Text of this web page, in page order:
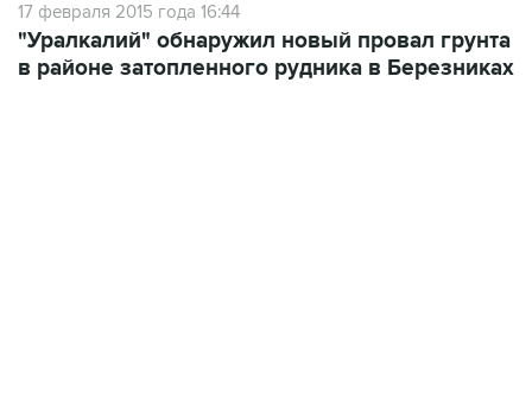
17 февраля 2015 года 16:44
"Уралкалий" обнаружил новый провал грунта
в районе затопленного рудника в Березниках